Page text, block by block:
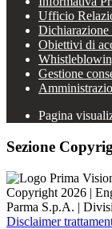
Ufficio
Dichiarazione
Obiettivi di
Gestione
Pagina
Sezione
Copyright 2026 |
Parma S.p.A. |
Disclaimer